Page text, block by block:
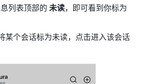
列表顶部的 未读，即可看到你标为
某个会话标为未读，点击进入该会话